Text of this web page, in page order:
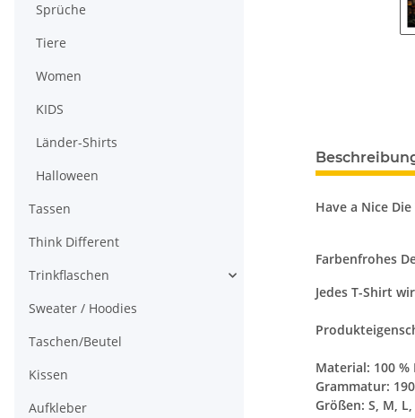
Have a Nice
Farbenfrohes
Jedes T-Shirt
Material: 100 %
Grammatur:
Größen: S, M, L,
Sprüche
Tiere
Women
KIDS
Länder-Shirts
Halloween
Tassen
Think Different
Trinkflaschen
Sweater / Hoodies
Taschen/Beutel
Kissen
Aufkleber